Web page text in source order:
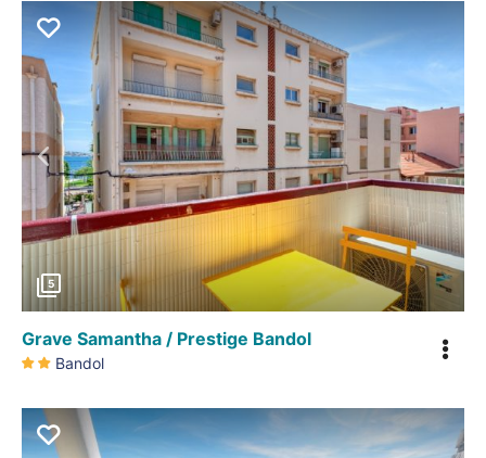
Précédent
5
Grave Samantha / Prestige Bandol
Bandol